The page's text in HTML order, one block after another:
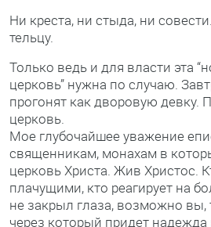
Ни креста, ни стыда, ни
тельцу.
Только ведь и для власти эта
церковь” нужна по случаю.
прогонят как дворовую девку.
церковь.
Мое глубочайшее уважение
священникам, монахам в
церковь Христа. Жив Христос.
плачущими, кто реагирует на
не закрыл глаза, возможно вы,
через который придет